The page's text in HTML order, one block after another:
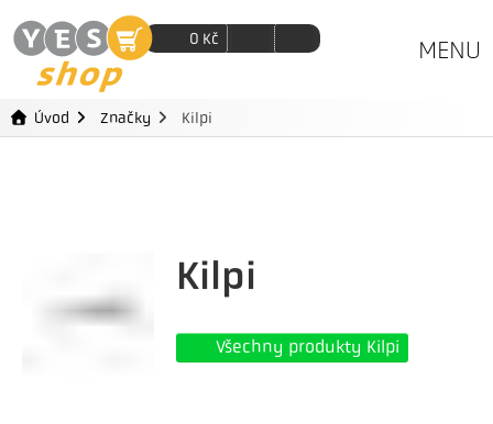
0 Kč MENU
Úvod Značky Kilpi
Kilpi
Všechny produkty Kilpi